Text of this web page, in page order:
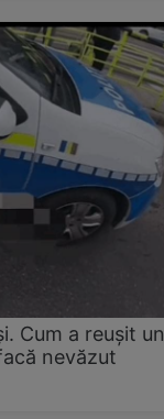
Cum a reușit un
nevăzut